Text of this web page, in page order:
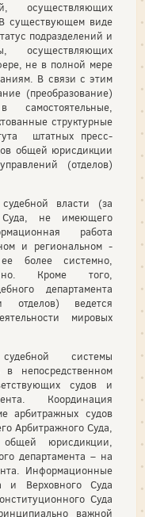
осуществляющих
существующем виде
подразделений и
осуществляющих
не в полной мере
В связи с этим
(преобразование)
структурные
штатных пресс-
общей юрисдикции
(отделов)
власти (за
Суда, не имеющего
работа
и региональном -
более системно,
Кроме того,
департамента
отделов) ведется
мировых
системы
непосредственном
судов и
Координация
арбитражных судов
Арбитражного Суда,
юрисдикции,
департамента – на
Информационные
и Верховного Суда
Суда
важной